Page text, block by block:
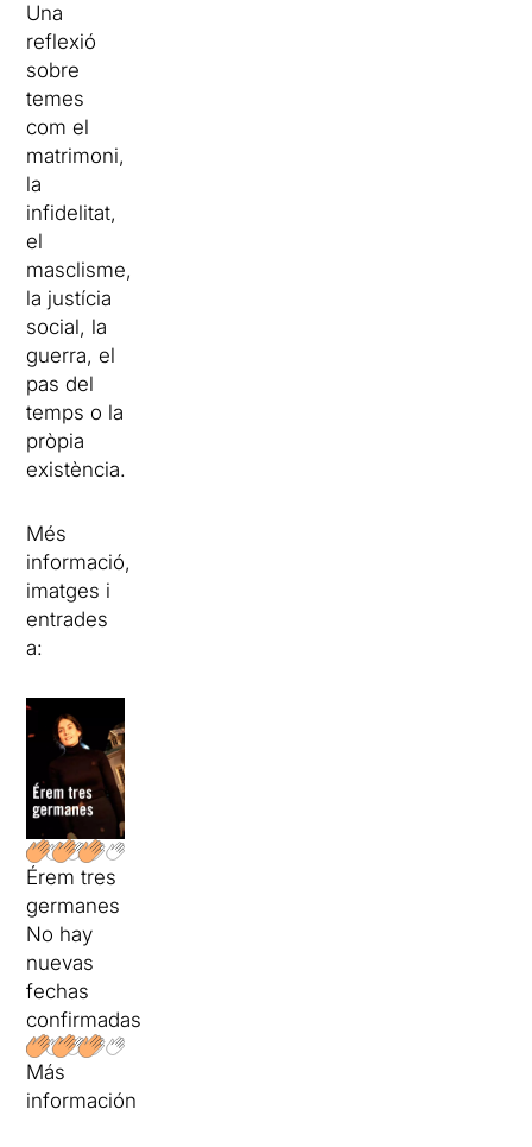
Una
reflexió
sobre
temes
com el
matrimoni,
la
infidelitat,
el
masclisme,
la justícia
social, la
guerra, el
pas del
temps o la
pròpia
existència.
Més
informació,
imatges i
entrades
a:
Érem tres
germanes
No hay
nuevas
fechas
confirmadas
Más
información